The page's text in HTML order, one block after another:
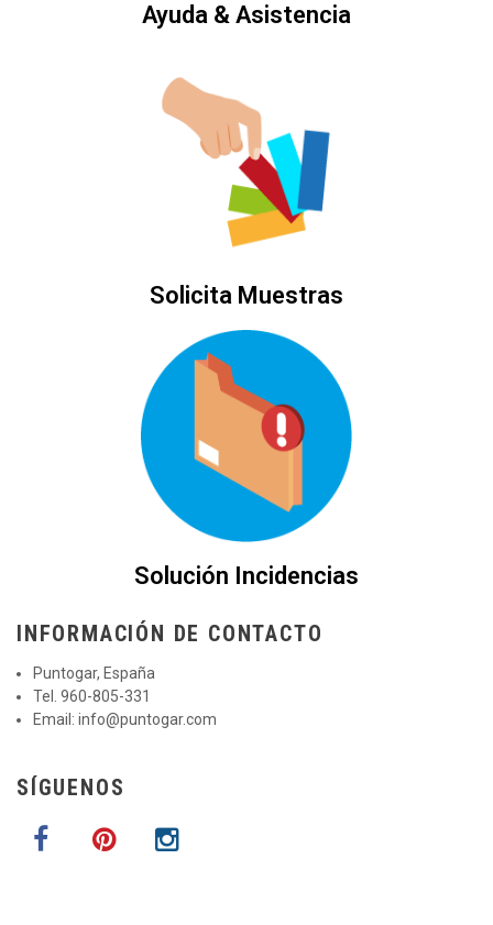
Ayuda & Asistencia
Solicita Muestras
Solución Incidencias
INFORMACIÓN DE CONTACTO
Puntogar, España
Tel. 960-805-331
Email: info@puntogar.com
SÍGUENOS